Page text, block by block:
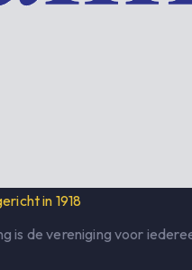
in 1918
is de vereniging voor